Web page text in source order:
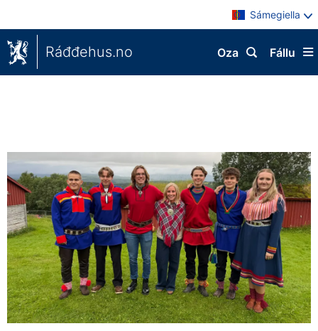
Sámegiella
Ráđđehus.no Fállu
Oza